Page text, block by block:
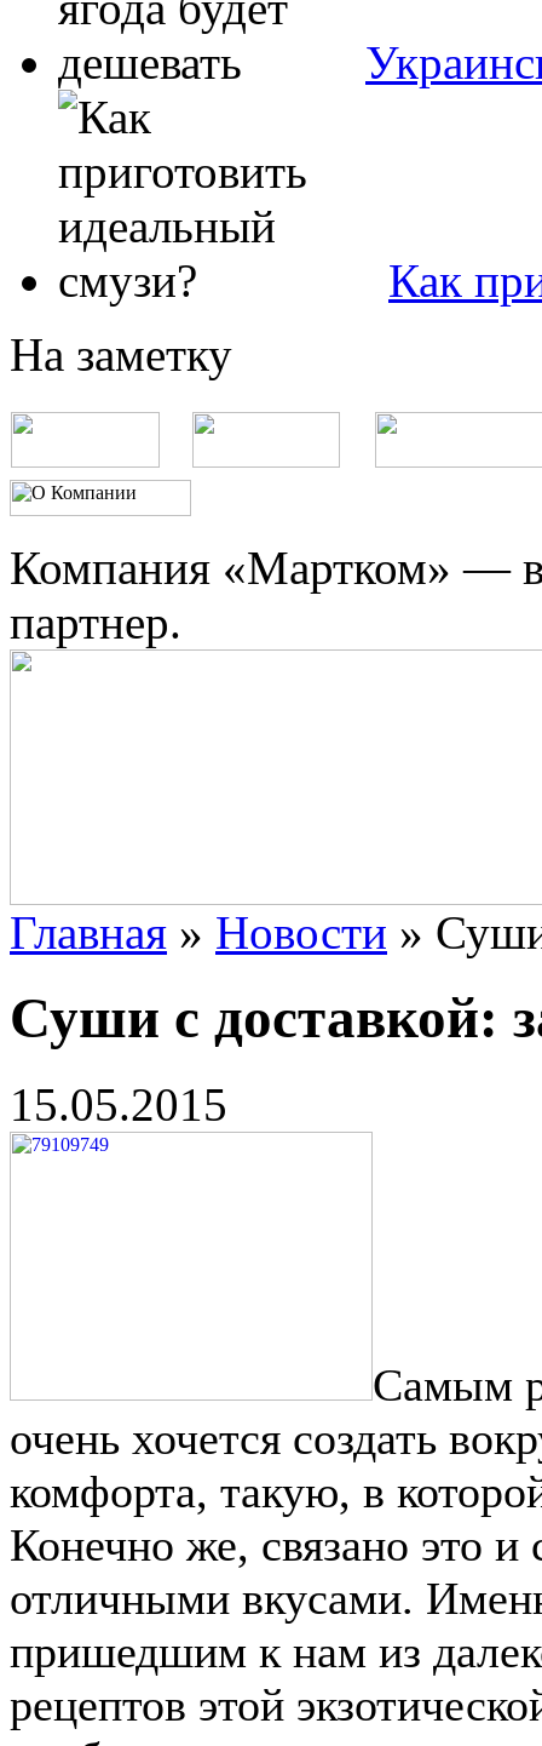
Как
На заметку
Компания «Мартком» —
партнер.
Главная » Новости »
Суши с доставкой:
15.05.2015
Самым
очень хочется создать
комфорта, такую, в
Конечно же, связано это
отличными вкусами.
пришедшим к нам из
рецептов этой